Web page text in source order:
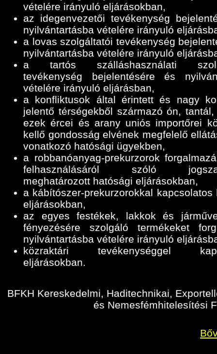
vételére irányuló eljárásokban,
az idegenvezetői tevékenység
nyilvántartásba vételére irányuló
a lovas szolgáltatói tevékenység
nyilvántartásba vételére irányuló
a tartós szálláshasználati
tevékenység bejelentésére és
vételére irányuló eljárásban,
a konfliktusok által érintett és nagy
jelentő térségekből származó ón,
ezek ércei és arany uniós importőrei
kellő gondosság elvének megfelelő
vonatkozó hatósági ügyekben,
a robbanóanyag-prekurzorok
felhasználásáról szóló
meghatározott hatósági eljárásokban,
a kábítószer-prekurzorokkal kapcsolatos
eljárásokban,
az egyes festékek, lakkok és
fényezésére szolgáló termékeket
nyilvántartásba vételére irányuló
közraktári tevékenységgel
eljárásokban.
BFKH Kereskedelmi, Haditechnikai,
és Nemesfémhitelesítési